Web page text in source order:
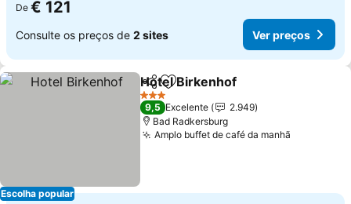
De € 121
Consulte os preços de 2 sites Ver preços
Escolha popular
PartilharAdicionar aos favoritos
Hotel Birkenhof
3 Estrelas
9,5 Excelente
2.949
Bad Radkersburg
Amplo buffet de café da manhã